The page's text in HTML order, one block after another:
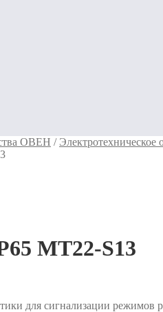
ОВЕН /
MT22-S13
для сигнализации режимов